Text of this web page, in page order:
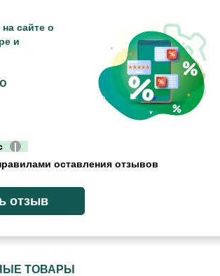
сайте о
и
|
оставления отзывов
ТОВАРЫ